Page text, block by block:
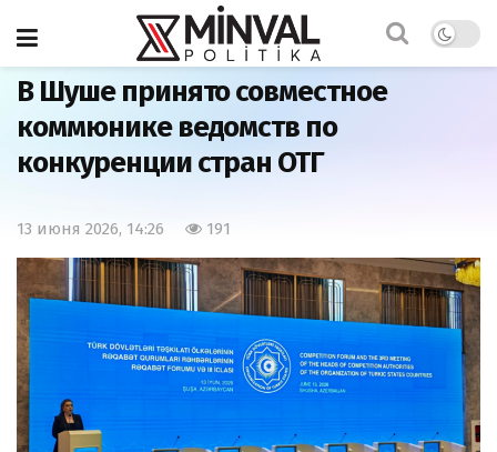
Главная Экономика
В Шуше принято совместное
коммюнике ведомств по
конкуренции стран ОТГ
13 июня 2026, 14:26 191